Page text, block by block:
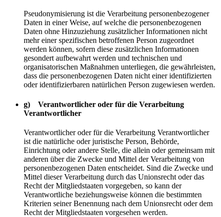
Pseudonymisierung ist die Verarbeitung personenbezogener
Daten in einer Weise, auf welche die personenbezogenen
Daten ohne Hinzuziehung zusätzlicher Informationen nicht
mehr einer spezifischen betroffenen Person zugeordnet
werden können, sofern diese zusätzlichen Informationen
gesondert aufbewahrt werden und technischen und
organisatorischen Maßnahmen unterliegen, die gewährleisten,
dass die personenbezogenen Daten nicht einer identifizierten
oder identifizierbaren natürlichen Person zugewiesen werden.
g) Verantwortlicher oder für die Verarbeitung
Verantwortlicher
Verantwortlicher oder für die Verarbeitung Verantwortlicher
ist die natürliche oder juristische Person, Behörde,
Einrichtung oder andere Stelle, die allein oder gemeinsam mit
anderen über die Zwecke und Mittel der Verarbeitung von
personenbezogenen Daten entscheidet. Sind die Zwecke und
Mittel dieser Verarbeitung durch das Unionsrecht oder das
Recht der Mitgliedstaaten vorgegeben, so kann der
Verantwortliche beziehungsweise können die bestimmten
Kriterien seiner Benennung nach dem Unionsrecht oder dem
Recht der Mitgliedstaaten vorgesehen werden.